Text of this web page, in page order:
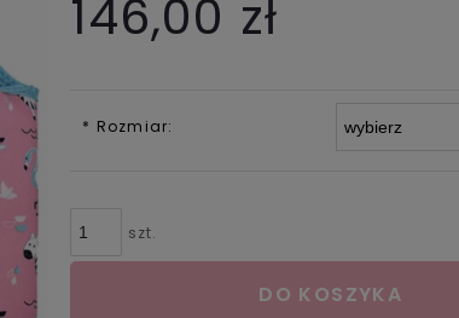
146,00 zł
* Rozmiar:
szt.
DO KOSZYKA